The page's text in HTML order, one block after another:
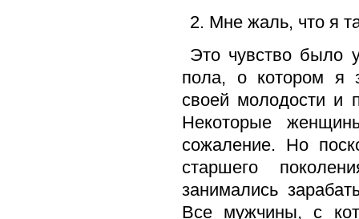
2. Мне жаль, что я
Это чувство было
пола, о котором я
своей молодости и
Некоторые
сожаление. Но
старшего
занимались
Все мужчины, с